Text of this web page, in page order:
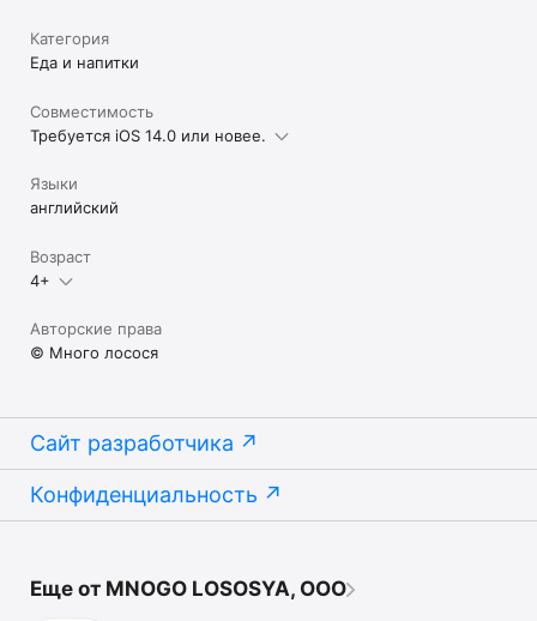
Категория
Еда и напитки
Совместимость
Требуется iOS 14.0 или новее.
Языки
английский
Возраст
4+
Авторские права
© Много лосося
Сайт разработчика
Конфиденциальность
Еще от MNOGO LOSOSYA, OOO